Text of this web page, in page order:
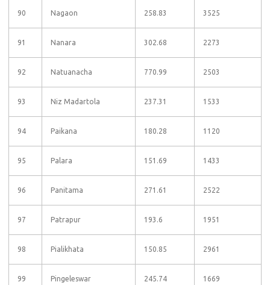
90 Nagaon 258.83 3525
91 Nanara 302.68 2273
92 Natuanacha 770.99 2503
93 Niz Madartola 237.31 1533
94 Paikana 180.28 1120
95 Palara 151.69 1433
96 Panitama 271.61 2522
97 Patrapur 193.6 1951
98 Pialikhata 150.85 2961
99 Pingeleswar 245.74 1669